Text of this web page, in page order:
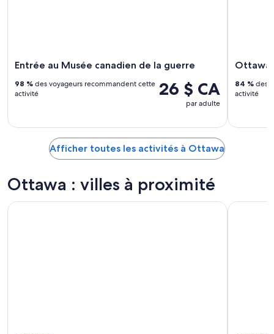
Entrée au Musée canadien de la guerre
26 $ CA
par adulte
98 % des voyageurs recommandent cette
activité
84 % des
activité
Afficher toutes les activités à Ottawa
Ottawa : villes à proximité